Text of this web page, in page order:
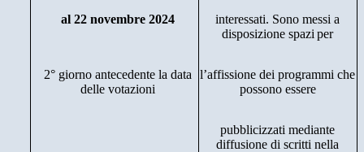
al 22 novembre 2024 interessati. Sono messi a
disposizione spazi per
2° giorno antecedente la data
delle votazioni
l’affissione dei programmi che
possono essere
pubblicizzati mediante
diffusione di scritti nella